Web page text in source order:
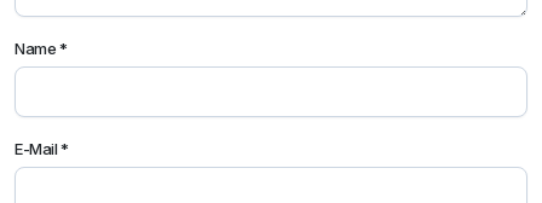
Name*
E-Mail*